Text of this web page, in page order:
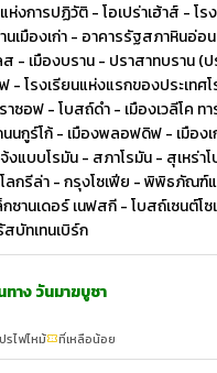
งการปฏิวัติ - โอเปร่าเฮ้าส์ - โร
เมืองเก่า - อาคารรัฐสภาหินอ่อ
ส - เมืองบราน - ปราสาทบราน (
- โรงเรียนแห่งแรกของประเทศ
าซอฟ - โบสถ์ดำ - เมืองเวลีโค ทา
นนกูร์โก้ - เมืองพลอฟดิฟ - เมือง
งแบบโรมัน - สภาโรมัน - สุเหร่า
ลกรีล่า - กรุงโซเฟีย - พิพิธภัณฑ์
กซานเดอร์ เนฟสกี - โบสถ์เซนต์โ
บัทเทนเบิร์ก
าง วันมาฆบูชา
รไฟไหม้confirmation_numberที่เหลือน้อย